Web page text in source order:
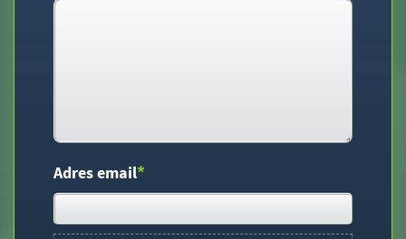
Adres email*